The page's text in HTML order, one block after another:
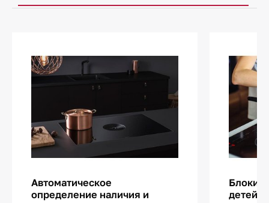
Автоматическое
определение наличия и
детей